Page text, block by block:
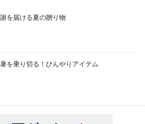
を届ける夏の贈り物
を乗り切る！ひんやりアイテム